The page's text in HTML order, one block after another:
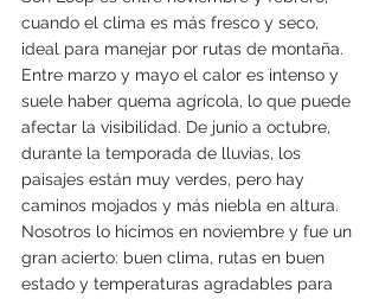
cuando el clima es más fresco y seco,
ideal para manejar por rutas de montaña.
Entre marzo y mayo el calor es intenso y
suele haber quema agrícola, lo que puede
afectar la visibilidad. De junio a octubre,
durante la temporada de lluvias, los
paisajes están muy verdes, pero hay
caminos mojados y más niebla en altura.
Nosotros lo hicimos en noviembre y fue un
gran acierto: buen clima, rutas en buen
estado y temperaturas agradables para